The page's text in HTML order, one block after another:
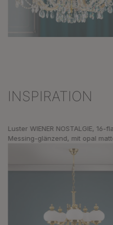
Produktgalerie überspringen
INSPIRATION
Luster WIENER NOSTALGIE, 16-
Messing-glänzend, mit opal